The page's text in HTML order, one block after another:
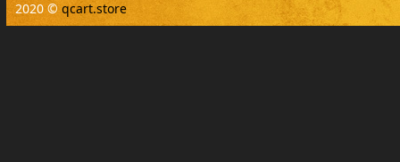
2020 © qcart.store